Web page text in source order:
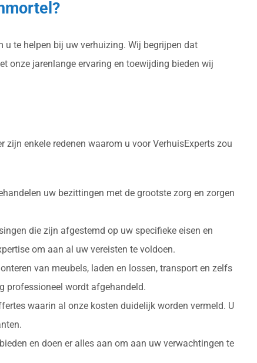
u te helpen bij uw verhuizing. Wij begrijpen dat
onze jarenlange ervaring en toewijding bieden wij
enkele redenen waarom u voor VerhuisExperts zou
uw bezittingen met de grootste zorg en zorgen
die zijn afgestemd op uw specifieke eisen en
om aan al uw vereisten te voldoen.
van meubels, laden en lossen, transport en zelfs
professioneel wordt afgehandeld.
waarin al onze kosten duidelijk worden vermeld. U
en doen er alles aan om aan uw verwachtingen te